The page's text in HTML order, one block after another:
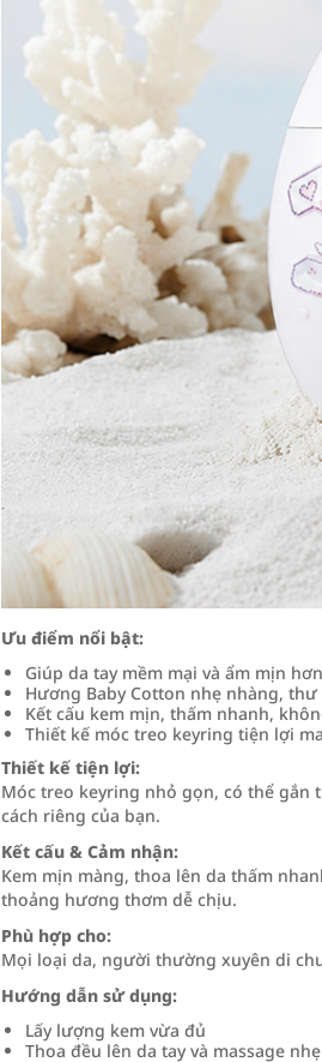
Ưu điểm nổi bật:
Giúp da tay mềm mại và ẩm mịn hơn
Hương Baby Cotton nhẹ nhàng, thư
Kết cấu kem mịn, thấm nhanh,
Thiết kế móc treo keyring tiện lợi
Thiết kế tiện lợi:
Móc treo keyring nhỏ gọn, có thể
cách riêng của bạn.
Kết cấu & Cảm nhận:
Kem mịn màng, thoa lên da thấm
thoảng hương thơm dễ chịu.
Phù hợp cho:
Mọi loại da, người thường xuyên di
Hướng dẫn sử dụng:
Lấy lượng kem vừa đủ
Thoa đều lên da tay và massage